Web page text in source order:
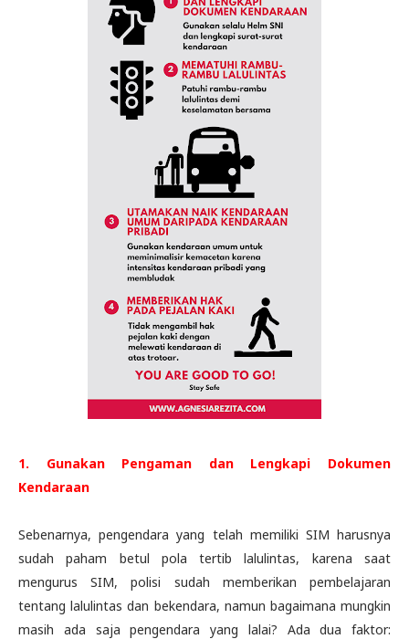
1. Gunakan Pengaman dan Lengkapi Dokumen
Kendaraan
Sebenarnya, pengendara yang telah memiliki SIM harusnya
sudah paham betul pola tertib lalulintas, karena saat
mengurus SIM, polisi sudah memberikan pembelajaran
tentang lalulintas dan bekendara, namun bagaimana mungkin
masih ada saja pengendara yang lalai? Ada dua faktor: